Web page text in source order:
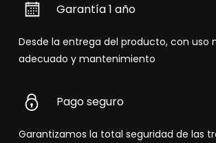
Garantía 1 año
Desde la entrega del producto, con uso
adecuado y mantenimiento
Pago seguro
Garantizamos la total seguridad de las